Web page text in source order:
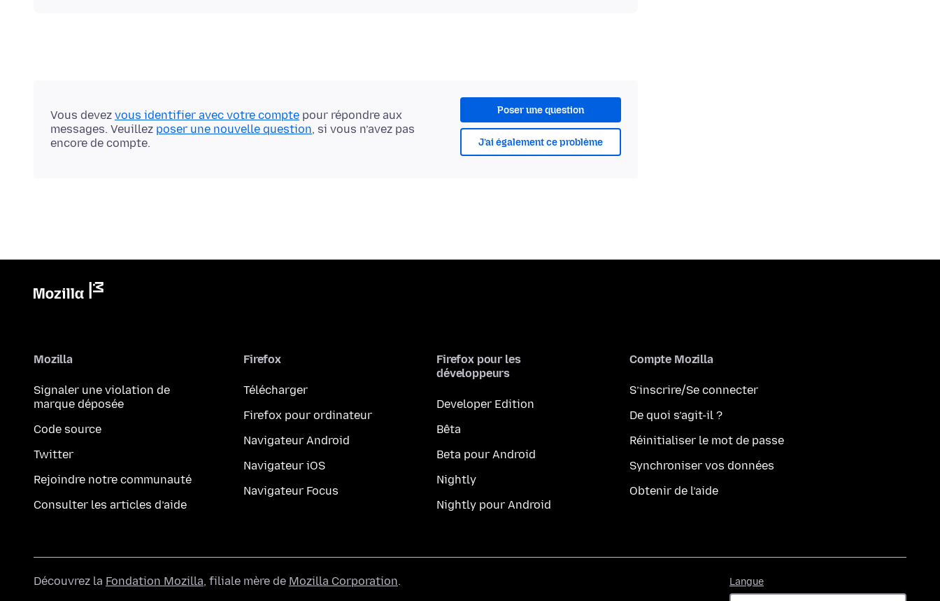
Poser une question
J’ai également ce problème
Vous devez vous identifier avec votre compte pour répondre aux
messages. Veuillez poser une nouvelle question, si vous n’avez pas
encore de compte.
Mozilla
Signaler une violation de
marque déposée
Code source
Twitter
Rejoindre notre communauté
Consulter les articles d’aide
Firefox
Télécharger
Firefox pour ordinateur
Navigateur Android
Navigateur iOS
Navigateur Focus
Firefox pour les
développeurs
Developer Edition
Bêta
Beta pour Android
Nightly
Nightly pour Android
Compte Mozilla
S’inscrire/Se connecter
De quoi s’agit-il ?
Réinitialiser le mot de passe
Synchroniser vos données
Obtenir de l’aide
Langue
Découvrez la Fondation Mozilla, filiale mère de Mozilla Corporation.